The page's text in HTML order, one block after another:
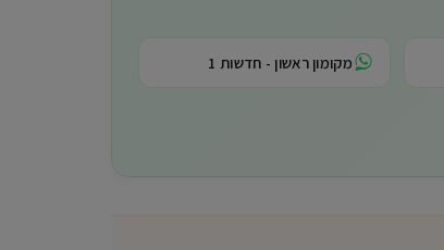
מקומון ראשון - חדשות 1